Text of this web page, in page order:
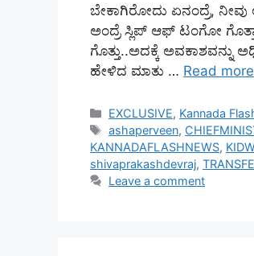
ಬೇಕಾಗಿರೋದು ಏನಂದ್ರೆ, ನೀವು
ಅಂದ್ರೆ ಸ್ಲಿಪ್‌ ಆಫ್‌ ಟಂಗೋ
ಗೊತ್ತು..ಅದಕ್ಕೆ ಅವಕಾಶವನ್ನು
ಹೇಳಿದ ಮಾತು … Read more
Categories
EXCLUSIVE, Kannada
Tags
ashaperveen,
KANNADAFLASHNEWS,
shivaprakashdevraj,
Leave a comment